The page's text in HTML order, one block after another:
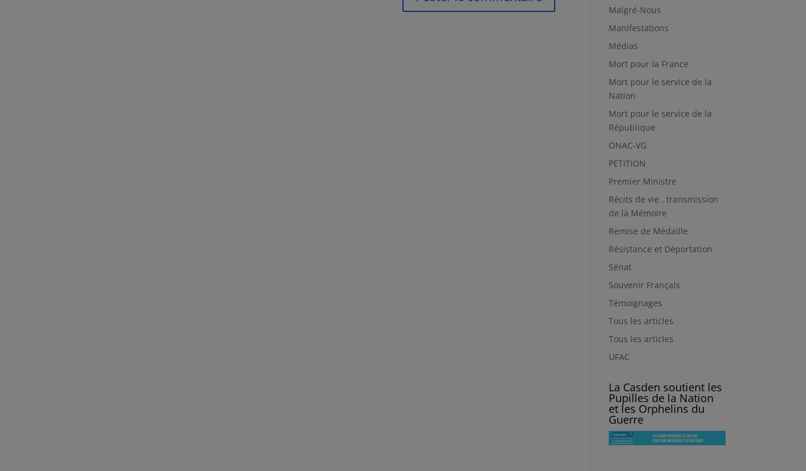
Malgré-Nous
Manifestations
Médias
Mort pour la France
Mort pour le service de la
Nation
Mort pour le service de la
République
ONAC-VG
PETITION
Premier Ministre
Récits de vie , transmission
de la Mémoire
Remise de Médaille
Résistance et Déportation
Sénat
Souvenir Français
Témoignages
Tous les articles
Tous les articles
UFAC
La Casden soutient les
Pupilles de la Nation
et les Orphelins du
Guerre